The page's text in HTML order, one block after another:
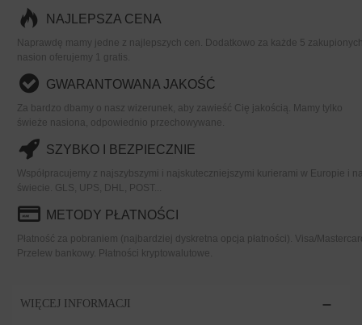
NAJLEPSZA CENA
Naprawdę mamy jedne z najlepszych cen. Dodatkowo za każde 5
nasion oferujemy 1 gratis.
GWARANTOWANA JAKOŚĆ
Za bardzo dbamy o nasz wizerunek, aby zawieść Cię jakością. Mamy tylko
świeże nasiona, odpowiednio przechowywane.
SZYBKO I BEZPIECZNIE
Współpracujemy z najszybszymi i najskuteczniejszymi kurierami w Europie i
świecie. GLS, UPS, DHL, POST...
METODY PŁATNOŚCI
Płatność za pobraniem (najbardziej dyskretna opcja płatności). Visa/
Przelew bankowy. Płatności kryptowalutowe.
WIĘCEJ INFORMACJI